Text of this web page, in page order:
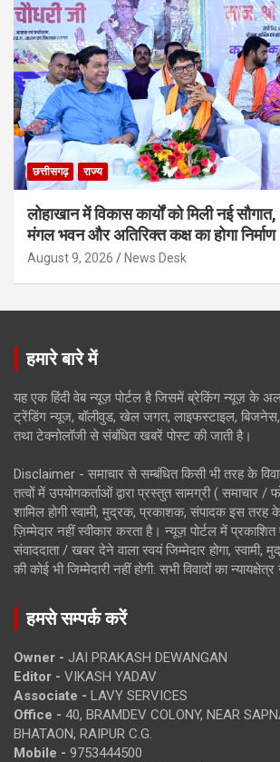
छत्तीसगढ़ राज्य
लोहाखान में विकास कार्यों को मिली नई
मंगल भवन और अतिरिक्त कक्ष का होगा निर्माण
August 9, 2026 News Desk
हमारे बारे में
यह एक हिंदी वेब न्यूज़ पोर्टल है जिसमें ब्रेकिंग न्यूज़ के
ट्रेंडिंग न्यूज, बॉलीवुड, खेल जगत, लाइफस्टाइल, बिजनेस,
तथा टेक्नोलॉजी से संबंधित खबरें पोस्ट की जाती है।
Disclaimer - समाचार से सम्बंधित किसी भी तरह के
तत्वों में उपयोगकर्ताओं द्वारा प्रस्तुत सामग्री ( समाचार /
शामिल होगी स्वामी, मुद्रक, प्रकाशक, संपादक इस तरह
ज़िम्मेदार नहीं स्वीकार करता है। न्यूज़ पोर्टल में
संवाददाता / खबर देने वाला स्वयं जिम्मेदार होगा,
की कोई भी जिम्मेदारी नहीं होगी. सभी विवादों का न्यायक्षेत्र
हमसे सम्पर्क करें
Owner - JAI PRAKASH DEWANGAN
Editor - VIKASH YADAV
Associate - LAVY SERVICES
Office - 40, BRAMDEV COLONY, NEAR
BHATAON, RAIPUR C.G.
Mobile - 9753444500